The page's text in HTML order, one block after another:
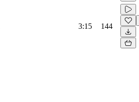
3:15 144